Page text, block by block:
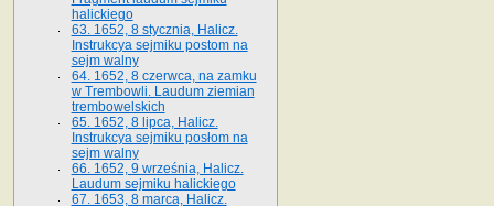
halickiego
63. 1652, 8 stycznia, Halicz.
Instrukcya sejmiku postom na
sejm walny
64. 1652, 8 czerwca, na zamku
w Trembowli. Laudum ziemian
trembowelskich
65. 1652, 8 lipca, Halicz.
Instrukcya sejmiku posłom na
sejm walny
66. 1652, 9 września, Halicz.
Laudum sejmiku halickiego
67. 1653, 8 marca, Halicz.